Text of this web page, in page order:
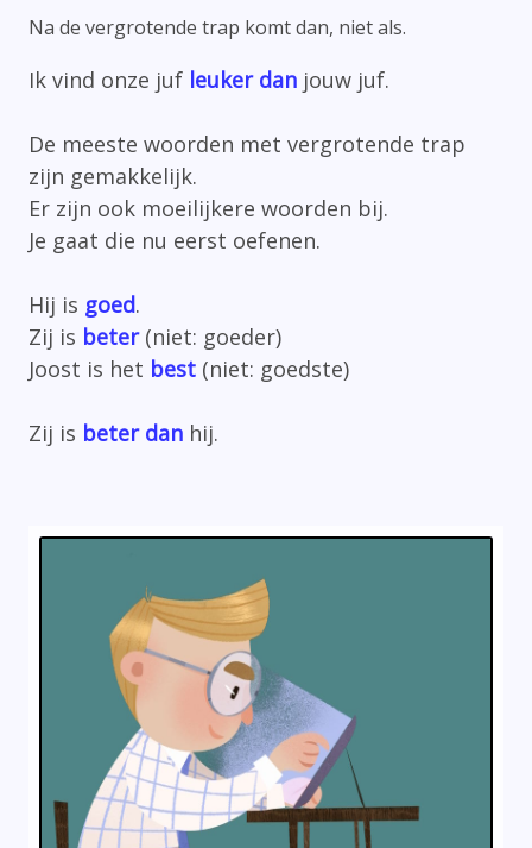
Na de vergrotende trap komt dan, niet als.
Ik vind onze juf leuker dan jouw juf.
De meeste woorden met vergrotende trap
zijn gemakkelijk.
Er zijn ook moeilijkere woorden bij.
Je gaat die nu eerst oefenen.
Hij is goed.
Zij is beter (niet: goeder)
Joost is het best (niet: goedste)
Zij is beter dan hij.